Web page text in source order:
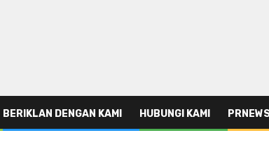
BERIKLAN DENGAN KAMI HUBUNGI KAMI